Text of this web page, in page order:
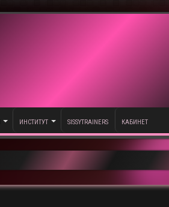
ИНСТИТУТ SISSYTRAINERS КАБИНЕТ